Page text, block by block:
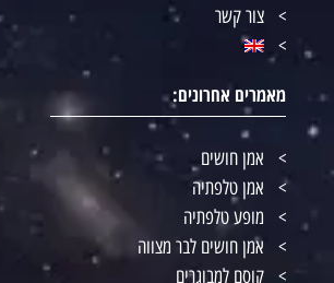
צור קשר
מאמרים אחרונים:
אמן חושים
אמן טלפתיה
מופע טלפתיה
אמן חושים לבר מצווה
קוסם למבוגרים